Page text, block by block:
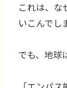
これは、な
いこんでし
でも、地球